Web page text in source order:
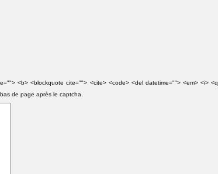
<b> <blockquote cite=""> <cite> <code> <del datetime=""> <em> <i> <q
de page après le captcha.